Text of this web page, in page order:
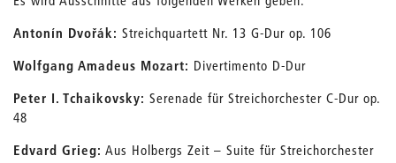
Antonín Dvořák: Streichquartett Nr. 13 G-Dur op. 106
Wolfgang Amadeus Mozart: Divertimento D-Dur
Peter I. Tchaikovsky: Serenade für Streichorchester C-Dur op.
48
Edvard Grieg: Aus Holbergs Zeit – Suite für Streichorchester